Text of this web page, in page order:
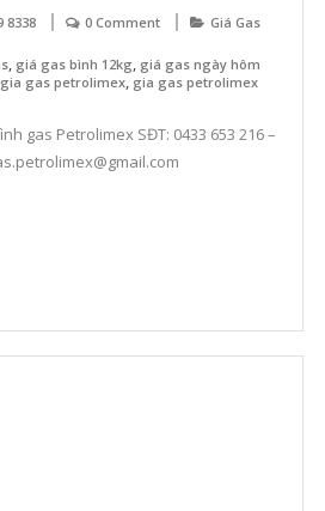
8338 0 Comment Giá Gas
, giá gas bình 12kg giá gas ngày hôm
gia gas petrolimex, gia gas petrolimex
gas Petrolimex SĐT: 0433 653 216 –